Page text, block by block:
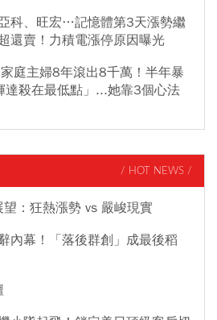
科、旺宏…記憶體第3天漲勢繼
還賣！力積電漲停原因曝光
庭主婦8年滾出8千萬！半年暴
達殺在最低點」...她靠3個心法
/ HOT NEWS /
：狂熱漲勢 vs 嚴峻現實
內幕！「落後群創」成最後稻